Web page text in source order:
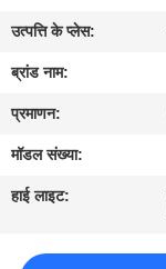
गुणवत्ता
नियंत्रण
संपर्क
उत्पत्ति के प्लेस:
ब्रांड नाम:
प्रमाणन:
मॉडल संख्या:
हाई लाइट: